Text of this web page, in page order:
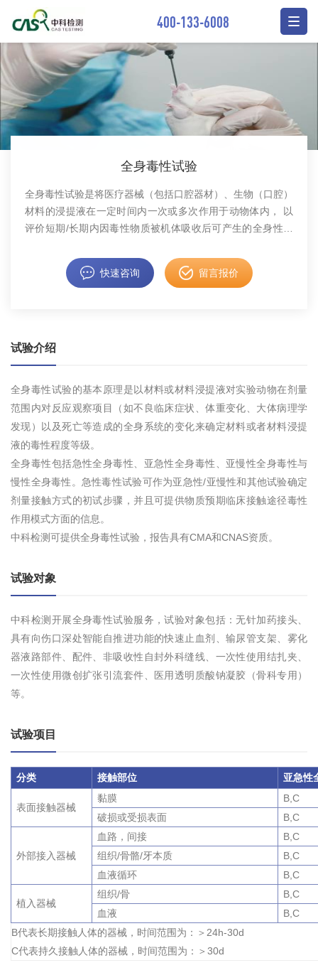
400-133-6008
全身毒性试验
全身毒性试验是将医疗器械（包括口腔器材）、生物（口腔）
材料的浸提液在一定时间内一次或多次作用于动物体内， 以
评价短期/长期内因毒性物质被机体吸收后可产生的全身性损
快速咨询 留言报价
试验介绍
全身毒性试验的基本原理是以材料或材料浸提液对实验动物在剂量
范围内对反应观察项目（如不良临床症状、体重变化、大体病理学
发现）以及死亡等造成的全身系统的变化来确定材料或者材料浸提
液的毒性程度等级。
全身毒性包括急性全身毒性、亚急性全身毒性、亚慢性全身毒性与
慢性全身毒性。急性毒性试验可作为亚急性/亚慢性和其他试验确定
剂量接触方式的初试步骤，并且可提供物质预期临床接触途径毒性
作用模式方面的信息。
中科检测可提供全身毒性试验，报告具有CMA和CNAS资质。
试验对象
中科检测开展全身毒性试验服务，试验对象包括：无针加药接头、
具有向伤口深处智能自推进功能的快速止血剂、输尿管支架、雾化
器液路部件、配件、非吸收性自封外科缝线、一次性使用结扎夹、
一次性使用微创扩张引流套件、医用透明质酸钠凝胶（骨科专用）
等。
试验项目
分类 接触部位 亚急性
表面接触器械
黏膜
B,C
破损或受损表面
B,C
外部接入器械
血路，间接
B,C
组织/骨骼/牙本质
B,C
血液循环
B,C
植入器械
组织/骨
B,C
血液
B,C
B代表长期接触人体的器械，时间范围为：＞24h-30d
C代表持久接触人体的器械，时间范围为：＞30d